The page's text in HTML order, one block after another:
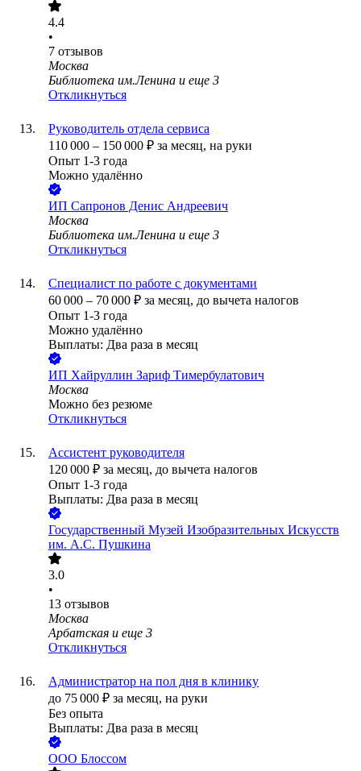
4.4
•
7 отзывов
Москва
Библиотека им.Ленина и еще 3
Откликнуться
Руководитель отдела сервиса
110 000 – 150 000 ₽ за месяц, на руки
Опыт 1-3 года
Можно удалённо
ИП Сапронов Денис Андреевич
Москва
Библиотека им.Ленина и еще 3
Откликнуться
Специалист по работе с документами
60 000 – 70 000 ₽ за месяц, до вычета налогов
Опыт 1-3 года
Можно удалённо
Выплаты: Два раза в месяц
ИП Хайруллин Зариф Тимербулатович
Москва
Можно без резюме
Откликнуться
Ассистент руководителя
120 000 ₽ за месяц, до вычета налогов
Опыт 1-3 года
Выплаты: Два раза в месяц
Государственный Музей Изобразительных Искусств
им. А.С. Пушкина
3.0
•
13 отзывов
Москва
Арбатская и еще 3
Откликнуться
Администратор на пол дня в клинику
до 75 000 ₽ за месяц, на руки
Без опыта
Выплаты: Два раза в месяц
ООО Блоссом